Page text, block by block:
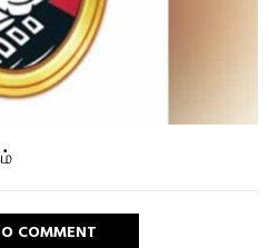
COMMENT